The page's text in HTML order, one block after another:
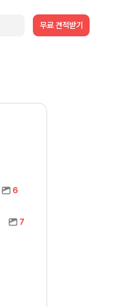
무료 견적받기
6
7